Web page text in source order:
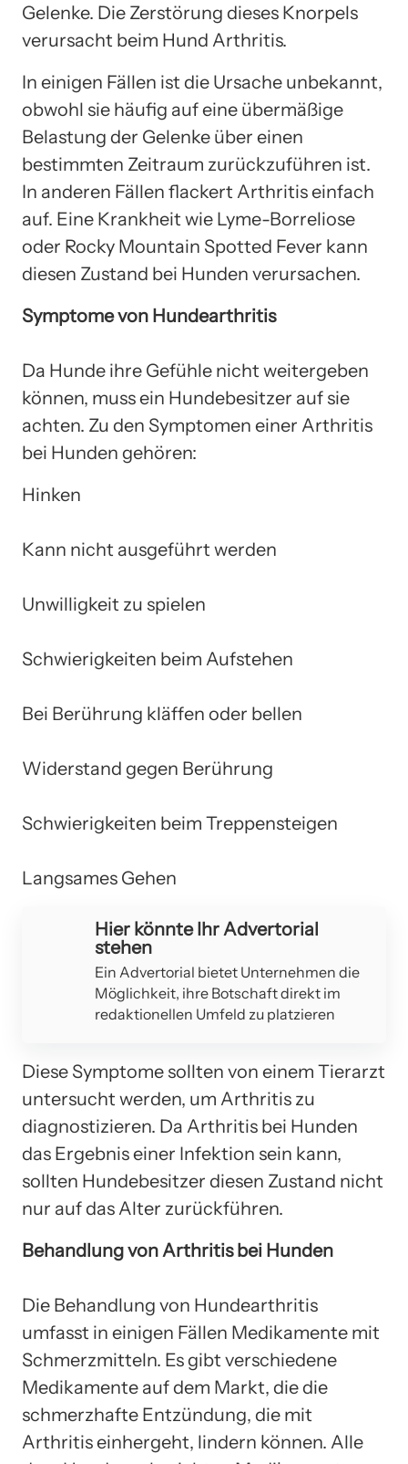
Gelenke. Die Zerstörung dieses Knorpels
verursacht beim Hund Arthritis.
In einigen Fällen ist die Ursache unbekannt,
obwohl sie häufig auf eine übermäßige
Belastung der Gelenke über einen
bestimmten Zeitraum zurückzuführen ist.
In anderen Fällen flackert Arthritis einfach
auf. Eine Krankheit wie Lyme-Borreliose
oder Rocky Mountain Spotted Fever kann
diesen Zustand bei Hunden verursachen.
Symptome von Hundearthritis
Da Hunde ihre Gefühle nicht weitergeben
können, muss ein Hundebesitzer auf sie
achten. Zu den Symptomen einer Arthritis
bei Hunden gehören:
Hinken
Kann nicht ausgeführt werden
Unwilligkeit zu spielen
Schwierigkeiten beim Aufstehen
Bei Berührung kläffen oder bellen
Widerstand gegen Berührung
Schwierigkeiten beim Treppensteigen
Langsames Gehen
Hier könnte Ihr Advertorial
stehen
Ein Advertorial bietet Unternehmen die
Möglichkeit, ihre Botschaft direkt im
redaktionellen Umfeld zu platzieren
Diese Symptome sollten von einem Tierarzt
untersucht werden, um Arthritis zu
diagnostizieren. Da Arthritis bei Hunden
das Ergebnis einer Infektion sein kann,
sollten Hundebesitzer diesen Zustand nicht
nur auf das Alter zurückführen.
Behandlung von Arthritis bei Hunden
Die Behandlung von Hundearthritis
umfasst in einigen Fällen Medikamente mit
Schmerzmitteln. Es gibt verschiedene
Medikamente auf dem Markt, die die
schmerzhafte Entzündung, die mit
Arthritis einhergeht, lindern können. Alle